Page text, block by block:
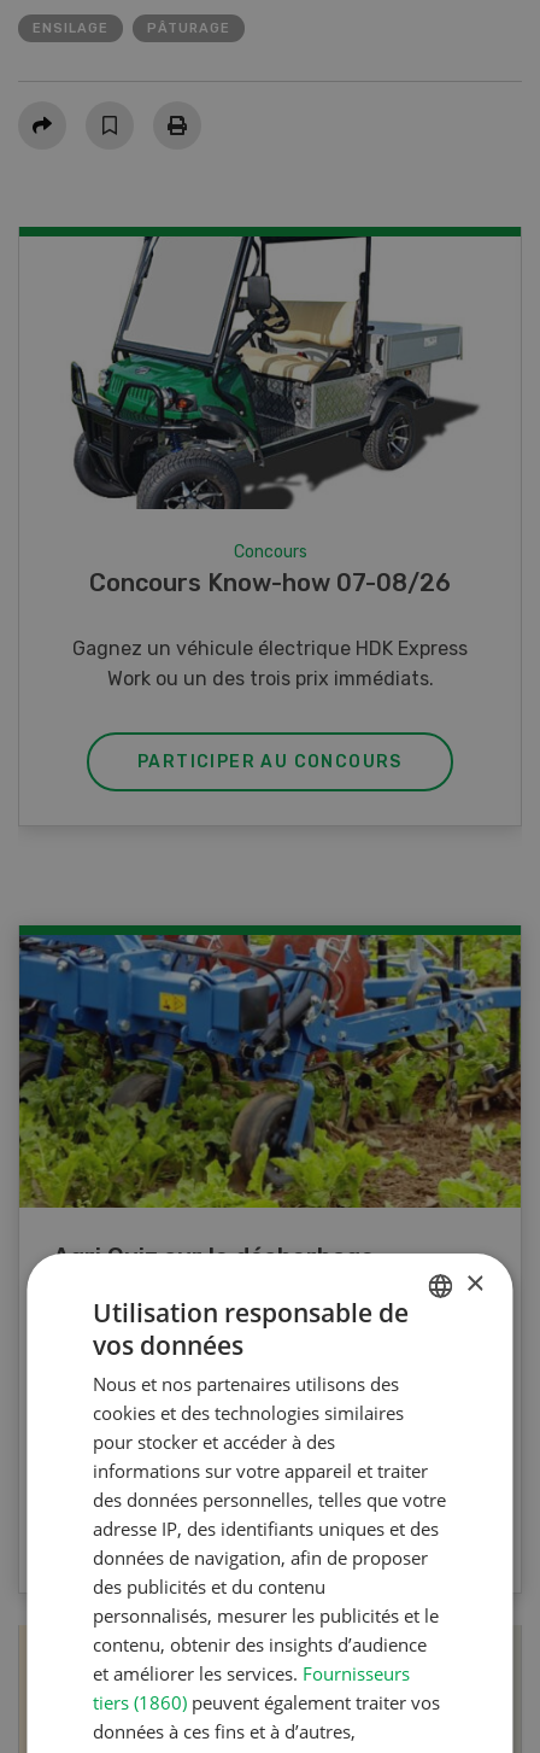
ENSILAGE PÂTURAGE
Partager
Photo mystère 07-08/26
Gagnez l’un des cinq couteaux de poche LANDI
PARTICIPER AU CONCOURS
Agri Quiz sur le désherbage
Testez vos connaissances en participant à
l’Agri Quiz de la Revue UFA. Les questions
portent sur le désherbage mécanique et les
machines spécifiques.
VERS LE QUIZ
×
Utilisation responsable de
vos données
Nous et nos partenaires utilisons des
cookies et des technologies similaires
pour stocker et accéder à des
informations sur votre appareil et traiter
des données personnelles, telles que votre
adresse IP, des identifiants uniques et des
données de navigation, afin de proposer
des publicités et du contenu
personnalisés, mesurer les publicités et le
contenu, obtenir des insights d’audience
et améliorer les services. Fournisseurs
tiers (1860) peuvent également traiter vos
données à ces fins et à d’autres,